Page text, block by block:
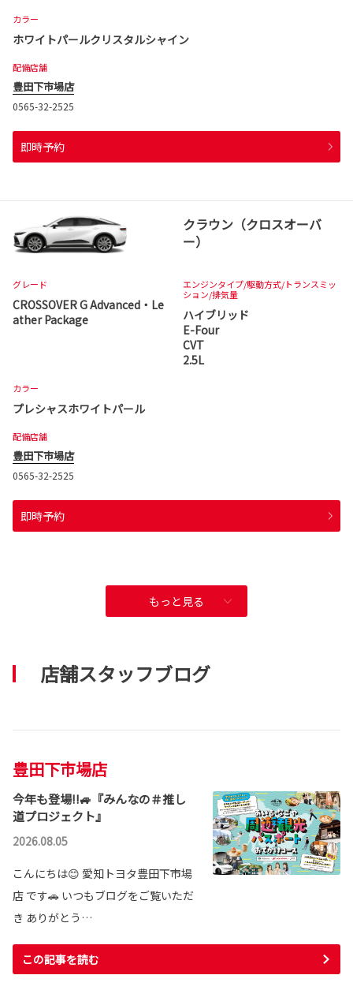
カラー
ホワイトパールクリスタルシャイン
配備店舗
豊田下市場店
0565-32-2525
即時予約
クラウン（クロスオーバ
ー）
グレード
CROSSOVER G Advanced・Le
ather Package
エンジンタイプ/駆動方式/トランスミッ
ション/排気量
ハイブリッド
E-Four
CVT
2.5L
カラー
プレシャスホワイトパール
配備店舗
豊田下市場店
0565-32-2525
即時予約
もっと見る
店舗スタッフブログ
豊田下市場店
今年も登場!!🚙『みんなの＃推し
道プロジェクト』
2026.08.05
こんにちは😊 愛知トヨタ豊田下市場
店 です🚗 いつもブログをご覧いただ
き ありがとう…
この記事を読む